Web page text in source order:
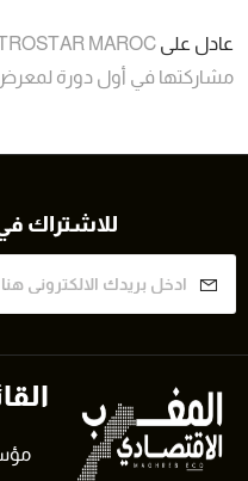
عادل على
مشاركتها في أول دورة
للاشتراك في